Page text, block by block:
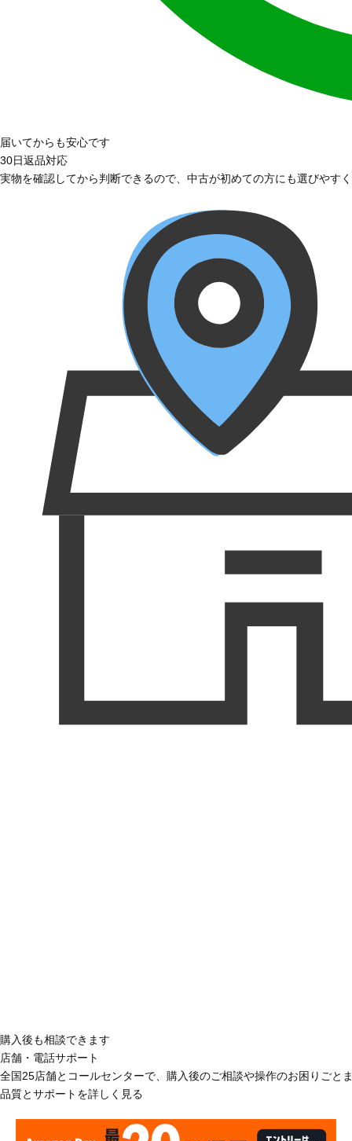
届いてからも安心です
30日返品対応
実物を確認してから判断できるので、中古が初めての方にも選びやす
購入後も相談できます
店舗・電話サポート
全国25店舗とコールセンターで、購入後のご相談や操作のお困りごと
品質とサポートを詳しく見る